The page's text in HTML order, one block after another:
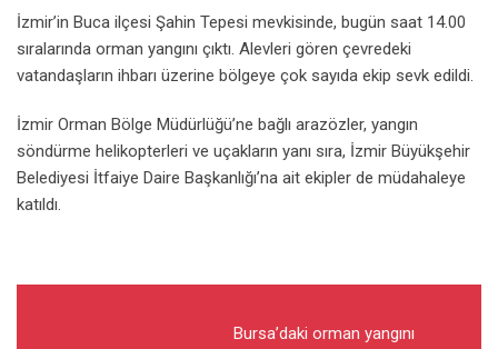
İzmir’in Buca ilçesi Şahin Tepesi mevkisinde, bugün saat 14.00
sıralarında orman yangını çıktı. Alevleri gören çevredeki
vatandaşların ihbarı üzerine bölgeye çok sayıda ekip sevk edildi.
İzmir Orman Bölge Müdürlüğü’ne bağlı arazözler, yangın
söndürme helikopterleri ve uçakların yanı sıra, İzmir Büyükşehir
Belediyesi İtfaiye Daire Başkanlığı’na ait ekipler de müdahaleye
katıldı.
Bursa’daki orman yangını